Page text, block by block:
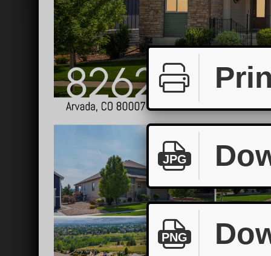
JPG
PNG